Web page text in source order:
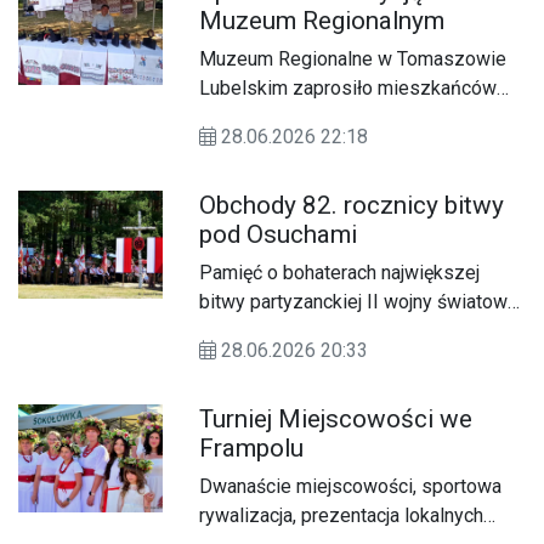
najtragiczniejszych wydarzeń w
historii regionu, kiedy w czasie II
wojny światowej tysiące
ze swoich domów, wywiezionych do
Muzeum Regionalnym
Muzeum Regionalne w Tomaszowie
Lubelskim zaprosiło mieszkańców
tradycją.
28.06.2026 22:18
Obchody 82. rocznicy bitwy
pod Osuchami
Pamięć o bohaterach największej
bitwy partyzanckiej II wojny światowej
zgromadziła mieszkańców regionu,
przedstawicieli władz i wojska. W
niedzielę, 28 czerwca, w Osuchach
odbyły się uroczyste obchody 82.
rocznicy bitwy pod Osuchami –
28.06.2026 20:33
Turniej Miejscowości we
Frampolu
Dwanaście miejscowości, sportowa
rywalizacja, prezentacja lokalnych